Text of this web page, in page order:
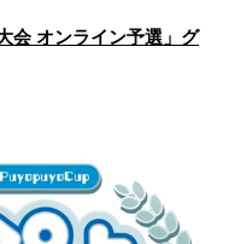
会 オンライン予選」グ